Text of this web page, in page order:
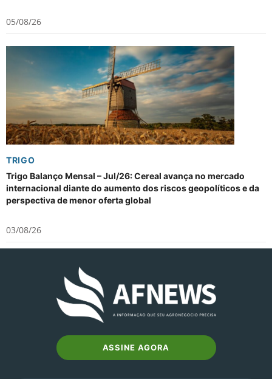
05/08/26
TRIGO
Trigo Balanço Mensal – Jul/26: Cereal avança no mercado
internacional diante do aumento dos riscos geopolíticos e da
perspectiva de menor oferta global
03/08/26
ASSINE AGORA